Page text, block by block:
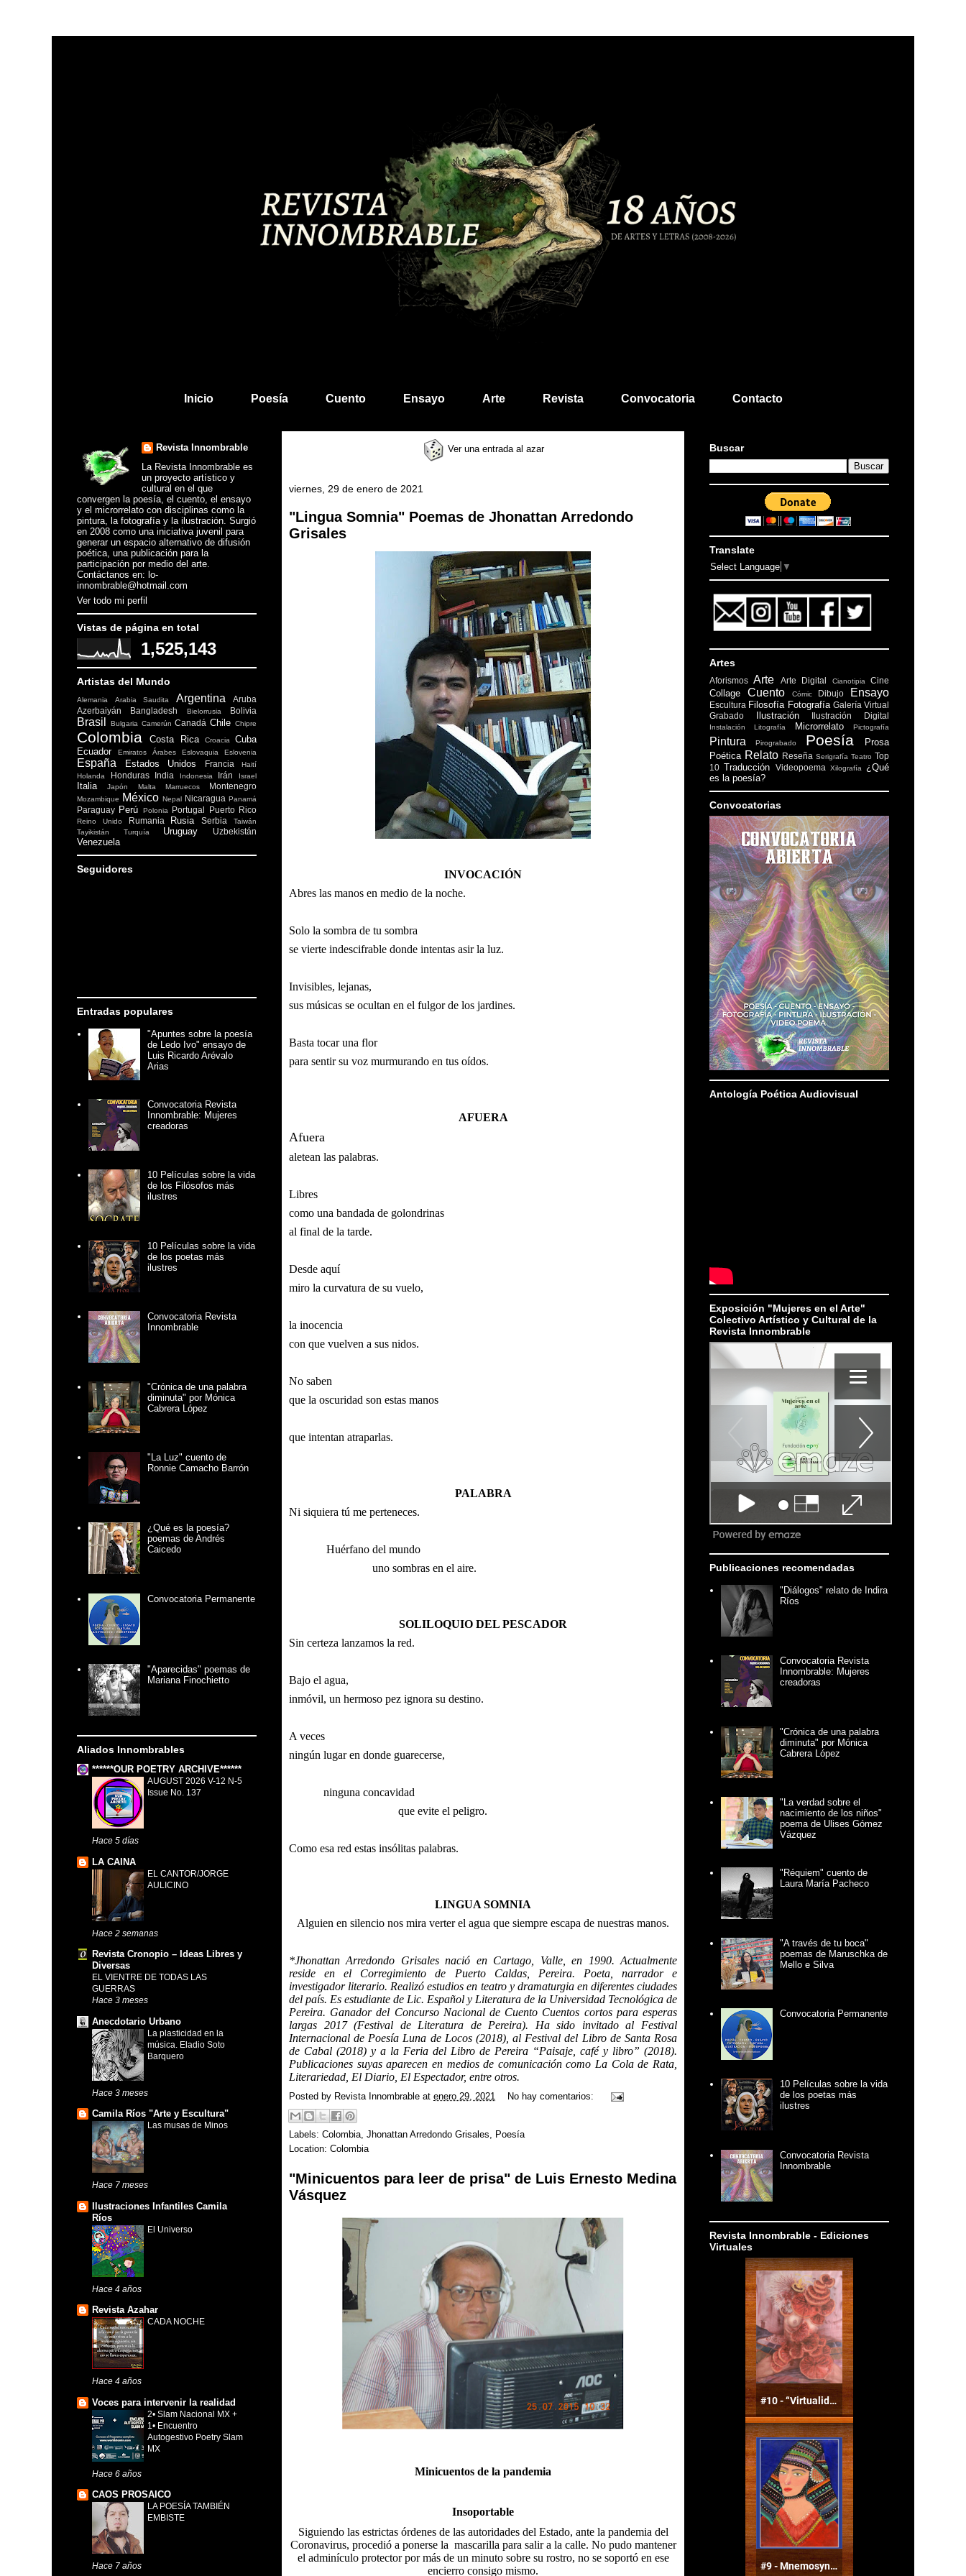
Inicio Poesía Cuento Ensayo Arte Revista Convocatoria Contacto
Ver una entrada al azar
viernes, 29 de enero de 2021
"Lingua Somnia" Poemas de Jhonattan Arredondo
Grisales
INVOCACIÓN
Abres las manos en medio de la noche.
Solo la sombra de tu sombra
se vierte indescifrable donde intentas asir la luz.
Invisibles, lejanas,
sus músicas se ocultan en el fulgor de los jardines.
Basta tocar una flor
para sentir su voz murmurando en tus oídos.
AFUERA
Afuera
aletean las palabras.
Libres
como una bandada de golondrinas
al final de la tarde.
Desde aquí
miro la curvatura de su vuelo,
la inocencia
con que vuelven a sus nidos.
No saben
que la oscuridad son estas manos
que intentan atraparlas.
PALABRA
Ni siquiera tú me perteneces.
Huérfano del mundo
uno sombras en el aire.
SOLILOQUIO DEL PESCADOR
Sin certeza lanzamos la red.
Bajo el agua,
inmóvil, un hermoso pez ignora su destino.
A veces
ningún lugar en donde guarecerse,
ninguna concavidad
que evite el peligro.
Como esa red estas insólitas palabras.
LINGUA SOMNIA
Alguien en silencio nos mira verter el agua que siempre escapa de nuestras manos.
*Jhonattan Arredondo Grisales nació en Cartago, Valle, en 1990. Actualmente
reside en el Corregimiento de Puerto Caldas, Pereira. Poeta, narrador e
investigador literario. Realizó estudios en teatro y dramaturgia en diferentes ciudades
del país. Es estudiante de Lic. Español y Literatura de la Universidad Tecnológica de
Pereira. Ganador del Concurso Nacional de Cuento Cuentos cortos para esperas
largas 2017 (Festival de Literatura de Pereira). Ha sido invitado al Festival
Internacional de Poesía Luna de Locos (2018), al Festival del Libro de Santa Rosa
de Cabal (2018) y a la Feria del Libro de Pereira “Paisaje, café y libro” (2018).
Publicaciones suyas aparecen en medios de comunicación como La Cola de Rata,
Literariedad, El Diario, El Espectador, entre otros.
Posted by Revista Innombrable at enero 29, 2021 No hay comentarios:
Labels: Colombia Jhonattan Arredondo Grisales
Poesía
Location: Colombia
"Minicuentos para leer de prisa" de Luis Ernesto Medina
Vásquez
Minicuentos de la pandemia
Insoportable
Siguiendo las estrictas órdenes de las autoridades del Estado, ante la pandemia del
Coronavirus, procedió a ponerse la mascarilla para salir a la calle. No pudo mantener
el adminículo protector por más de un minuto sobre su rostro, no se soportó en ese
encierro consigo mismo.
Revista Innombrable
La Revista Innombrable es
un proyecto artístico y
cultural en el que
convergen la poesía, el cuento, el ensayo
y el microrrelato con disciplinas como la
pintura, la fotografía y la ilustración. Surgió
en 2008 como una iniciativa juvenil para
generar un espacio alternativo de difusión
poética, una publicación para la
participación por medio del arte.
Contáctanos en: lo-
innombrable@hotmail.com
Ver todo mi perfil
Vistas de página en total
1,525,143
Artistas del Mundo
Alemania Arabia Saudita Argentina
Aruba
Azerbaiyán
Bangladesh Bielorrusia Bolivia
Brasil Bulgaria Camerún Canadá Chile Chipre
Colombia Costa Rica Croacia
Cuba
Ecuador
Emiratos Árabes Eslovaquia Eslovenia
España Estados Unidos Francia
Haití
Holanda
Honduras India Indonesia Irán Israel
Italia Japón Malta Marruecos Montenegro
Mozambique México Nepal Nicaragua Panamá
Paraguay Perú Polonia Portugal Puerto Rico
Reino Unido Rumania Rusia Serbia
Taiwán
Tayikistán
Turquía Uruguay Uzbekistán
Venezuela
Seguidores
Entradas populares
"Apuntes sobre la poesía
de Ledo Ivo" ensayo de
Luis Ricardo Arévalo
Arias
Convocatoria Revista
Innombrable: Mujeres
creadoras
10 Películas sobre la vida
de los Filósofos más
ilustres
10 Películas sobre la vida
de los poetas más
ilustres
Convocatoria Revista
Innombrable
"Crónica de una palabra
diminuta" por Mónica
Cabrera López
"La Luz" cuento de
Ronnie Camacho Barrón
¿Qué es la poesía?
poemas de Andrés
Caicedo
Convocatoria Permanente
"Aparecidas" poemas de
Mariana Finochietto
Aliados Innombrables
******OUR POETRY ARCHIVE******
AUGUST 2026 V-12 N-5
Issue No. 137
Hace 5 días
LA CAINA
EL CANTOR/JORGE
AULICINO
Hace 2 semanas
Revista Cronopio – Ideas Libres y
Diversas
EL VIENTRE DE TODAS LAS
GUERRAS
Hace 3 meses
Anecdotario Urbano
La plasticidad en la
música. Eladio Soto
Barquero
Hace 3 meses
Camila Ríos "Arte y Escultura"
Las musas de Minos
Hace 7 meses
Ilustraciones Infantiles Camila
Ríos
El Universo
Hace 4 años
Revista Azahar
CADA NOCHE
Hace 4 años
Voces para intervenir la realidad
2• Slam Nacional MX +
1• Encuentro
Autogestivo Poetry Slam
MX
Hace 6 años
CAOS PROSAICO
LA POESÍA TAMBIÉN
EMBISTE
Hace 7 años
Buscar
Translate
Select Language ▼
Artes
Aforismos Arte Arte Digital Cianotipia Cine
Collage Cuento Cómic Dibujo Ensayo
Escultura Filosofía Fotografía Galería Virtual
Grabado
Ilustración Ilustración Digital
Instalación Litografía Microrrelato Pictografía
Pintura Pirograbado Poesía
Prosa
Poética Relato Reseña Serigrafía Teatro Top
10 Traducción Videopoema Xilografía
¿Qué
es la poesía?
Convocatorias
Antología Poética Audiovisual
Exposición "Mujeres en el Arte"
Colectivo Artístico y Cultural de la
Revista Innombrable
Publicaciones recomendadas
"Diálogos" relato de Indira
Ríos
Convocatoria Revista
Innombrable: Mujeres
creadoras
"Crónica de una palabra
diminuta" por Mónica
Cabrera López
"La verdad sobre el
nacimiento de los niños"
poema de Ulises Gómez
Vázquez
"Réquiem" cuento de
Laura María Pacheco
"A través de tu boca"
poemas de Maruschka de
Mello e Silva
Convocatoria Permanente
10 Películas sobre la vida
de los poetas más
ilustres
Convocatoria Revista
Innombrable
Revista Innombrable - Ediciones
Virtuales